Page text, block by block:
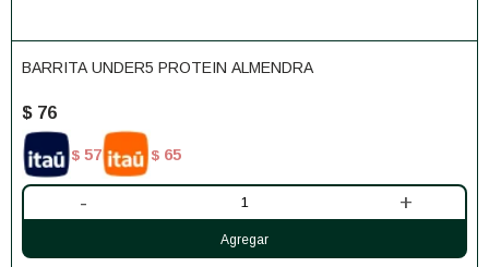
BARRITA UNDER5 PROTEIN ALMENDRA
$ 76
$ 57 $ 65
- +